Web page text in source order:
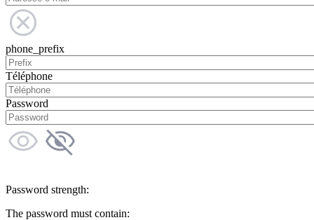
phone_prefix
Téléphone
Password
Password strength:
The password must contain: